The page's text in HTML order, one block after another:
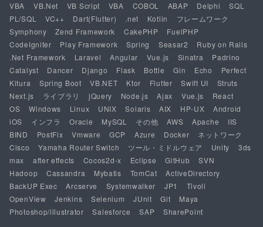
VBA
VB.Net VB Script VBA COBOL ABAP Delphi
SQL
PL/SQL
VC++ Dart(Flutter) .net Kotlin
フレームワーク
Symphony
Zend Framework CakePHP
FuelPHP
CodeIgniter
Play Framework Spring Seasar2
Ruby on Rails
.Net Framework
Laravel Angular Vue.js Sinatra
Padrino
Catalyst
Dancer Django Flask Bottle Gin Echo
Perfect
Kitura
Spring Boot VB.NET Ktor Flutter Swift UI
Struts
Next.js
ライブラリ jQuery Node.js Ajax Vue.js
React
OS
Windows Linux UNIX Solaris AIX HP-UX
Android
iOS
インフラ Oracle MySQL その他 AWS Apache
IIS
BIND
PostFix Vmware GCP Azure Docker
ネットワーク
Cisco
Yamaha Router Switch ツール・ミドルウェア Unity
3ds
max
after effects Cocos2d-x Eclipse GitHub
SVN
Hadoop
Cassandra Mybatis TomCat
ActiveDirectory
BackUP Exec
Arcserve Systemwalker JP1
Tivoli
OpenView
Jenkins Selenium JUnit Git
Maya
Photoshop/illustrator
Salesforce SAP SharePoint